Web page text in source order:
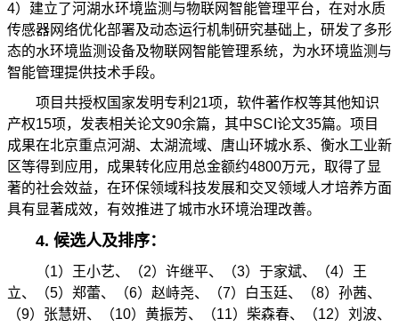
4）建立了河湖水环境监测与物联网智能管理平台，在对水质
传感器网络优化部署及动态运行机制研究基础上，研发了多形
态的水环境监测设备及物联网智能管理系统，为水环境监测与
智能管理提供技术手段。
项目共授权国家发明专利21项，软件著作权等其他知识
产权15项，发表相关论文90余篇，其中SCI论文35篇。项目
成果在北京重点河湖、太湖流域、唐山环城水系、衡水工业新
区等得到应用，成果转化应用总金额约4800万元，取得了显
著的社会效益，在环保领域科技发展和交叉领域人才培养方面
具有显著成效，有效推进了城市水环境治理改善。
4. 候选人及排序：
（1）王小艺、（2）许继平、（3）于家斌、（4）王
立、（5）郑蕾、（6）赵峙尧、（7）白玉廷、（8）孙茜、
（9）张慧妍、（10）黄振芳、（11）柴森春、（12）刘波、